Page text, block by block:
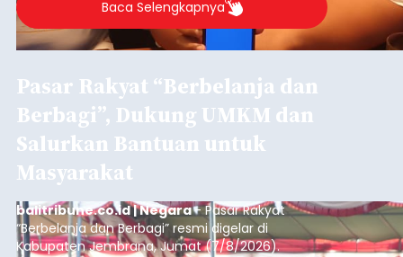
Baca Selengkapnya
Pasar Rakyat “Berbelanja dan
Berbagi”, Dukung UMKM dan
Salurkan Bantuan untuk
Masyarakat
balitribune.co.id | Negara- Pasar Rakyat
“Berbelanja dan Berbagi” resmi digelar di
Kabupaten Jembrana, Jumat (7/8/2026).